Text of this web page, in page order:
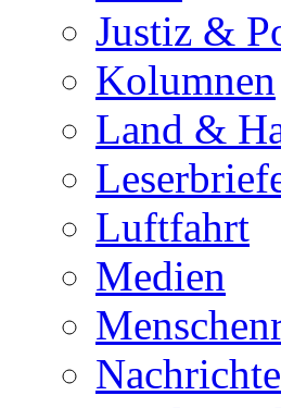
Justiz &
Kolumnen
Land &
Luftfahrt
Medien